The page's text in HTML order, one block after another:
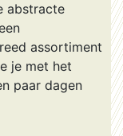
abstracte
assortiment
je met het
paar dagen